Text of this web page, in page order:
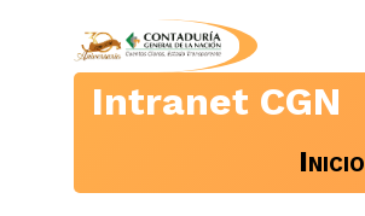
Intranet CGN
Inicio